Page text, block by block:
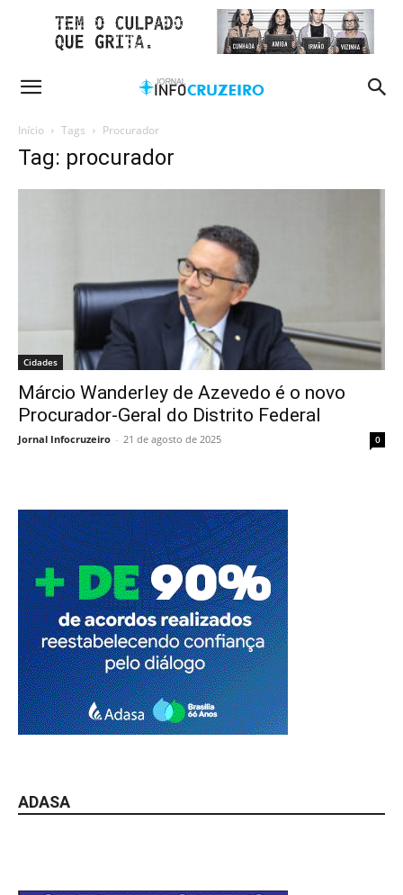
Início Tags Procurador
Tag: procurador
Cidades
Márcio Wanderley de Azevedo é o novo
Procurador-Geral do Distrito Federal
Jornal Infocruzeiro - 21 de agosto de 2025 0
ADASA